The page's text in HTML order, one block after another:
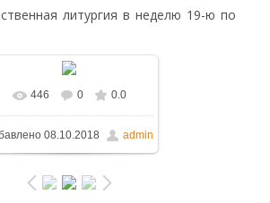
литургия в неделю 19-ю по
В реальном размере
1280x960/ 253.0Kb
446 0 0.0
08.10.2018 admin